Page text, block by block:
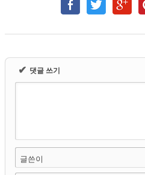
✔ 댓글 쓰기
글쓴이